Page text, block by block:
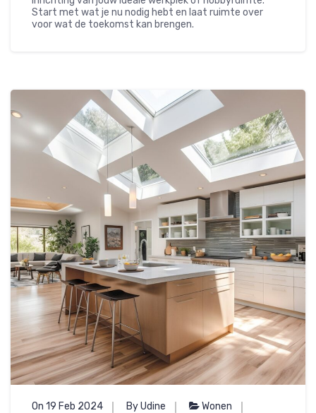
Start met wat je nu nodig hebt en laat ruimte over
voor wat de toekomst kan brengen.
On 19 Feb 2024 By Udine
Wonen